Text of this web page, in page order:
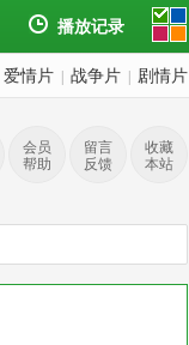
播放记录
爱情片 战争片 剧情片
会员
帮助
留言
反馈
收藏
本站